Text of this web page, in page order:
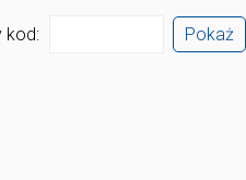
kod: Pokaż